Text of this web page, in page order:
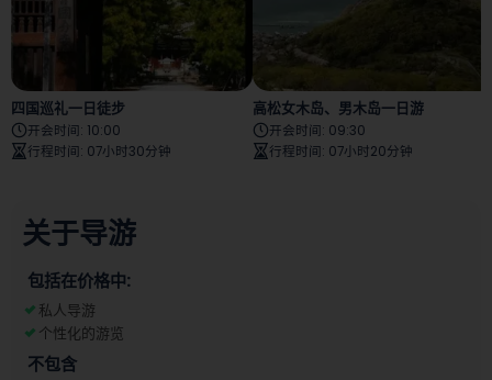
四国巡礼一日徒步
开会时间: 10:00
行程时间: 07小时30分钟
高松女木岛、男木岛一日游
开会时间: 09:30
行程时间: 07小时20分钟
关于导游
包括在价格中:
私人导游
个性化的游览
不包含